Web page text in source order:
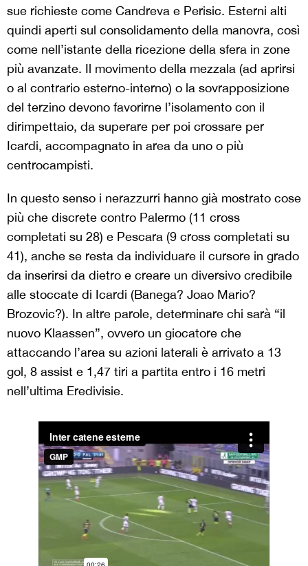
sue richieste come Candreva e Perisic. Esterni alti
quindi aperti sul consolidamento della manovra, così
come nell’istante della ricezione della sfera in zone
più avanzate. Il movimento della mezzala (ad aprirsi
o al contrario esterno-interno) o la sovrapposizione
del terzino devono favorirne l’isolamento con il
dirimpettaio, da superare per poi crossare per
Icardi, accompagnato in area da uno o più
centrocampisti.
In questo senso i nerazzurri hanno già mostrato cose
più che discrete contro Palermo (11 cross
completati su 28) e Pescara (9 cross completati su
41), anche se resta da individuare il cursore in grado
da inserirsi da dietro e creare un diversivo credibile
alle stoccate di Icardi (Banega? Joao Mario?
Brozovic?). In altre parole, determinare chi sarà “il
nuovo Klaassen”, ovvero un giocatore che
attaccando l’area su azioni laterali è arrivato a 13
gol, 8 assist e 1,47 tiri a partita entro i 16 metri
nell’ultima Eredivisie.